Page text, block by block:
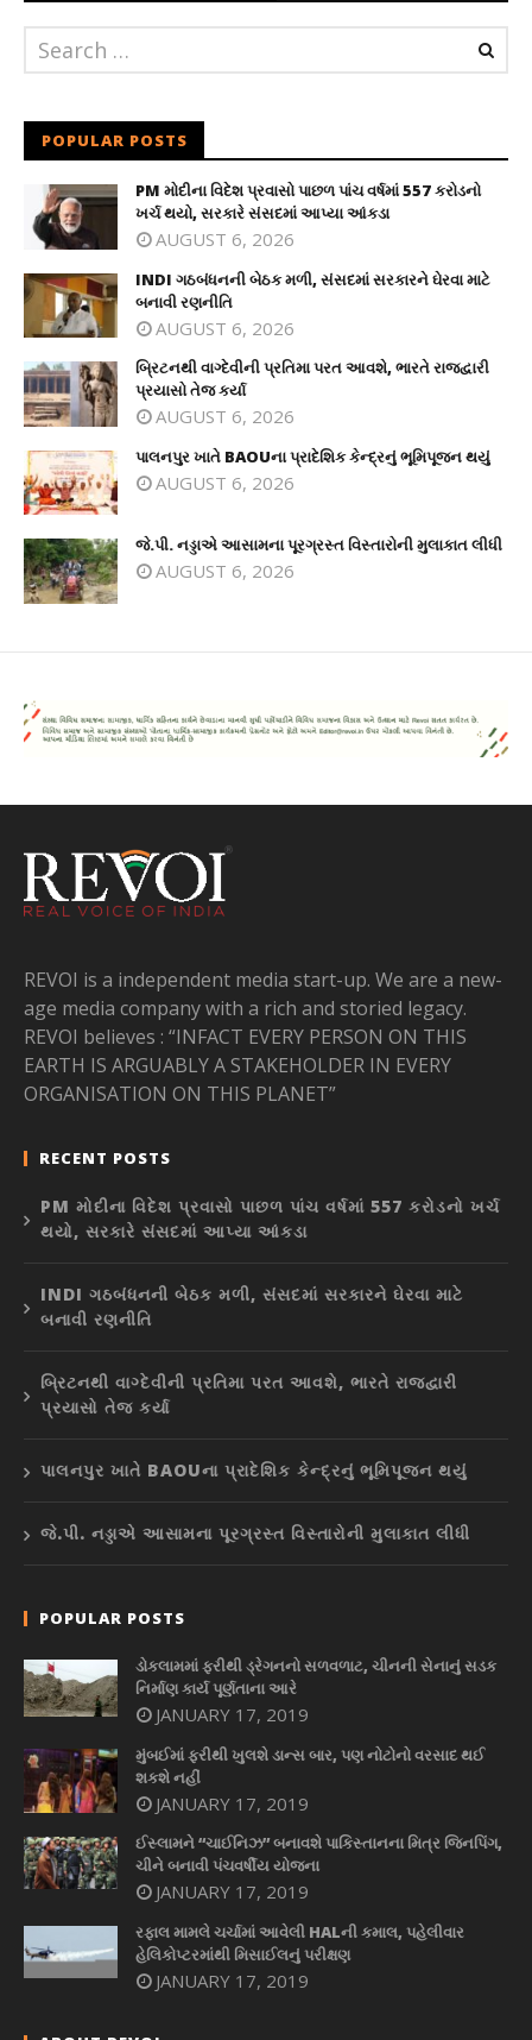
POPULAR POSTS
PM મોદીના વિદેશ પ્રવાસો પાછળ પાંચ વર્ષમાં 557 કરોડનો
ખર્ચ થયો, સરકારે સંસદમાં આપ્યા આંકડા
AUGUST 6, 2026
INDI ગઠબંધનની બેઠક મળી, સંસદમાં સરકારને ઘેરવા માટે
બનાવી રણનીતિ
AUGUST 6, 2026
બ્રિટનથી વાગ્દેવીની પ્રતિમા પરત આવશે, ભારતે રાજદ્વારી
પ્રયાસો તેજ કર્યા
AUGUST 6, 2026
પાલનપુર ખાતે BAOUના પ્રાદેશિક કેન્દ્રનું ભૂમિપૂજન થયું
AUGUST 6, 2026
જે.પી. નડ્ડાએ આસામના પૂરગ્રસ્ત વિસ્તારોની મુલાકાત લીધી
AUGUST 6, 2026
REVOI is a independent media start-up. We are a new-
age media company with a rich and storied legacy.
REVOI believes : “INFACT EVERY PERSON ON THIS
EARTH IS ARGUABLY A STAKEHOLDER IN EVERY
ORGANISATION ON THIS PLANET”
RECENT POSTS
PM મોદીના વિદેશ પ્રવાસો પાછળ પાંચ વર્ષમાં 557 કરોડનો ખર્ચ
થયો, સરકારે સંસદમાં આપ્યા આંકડા
INDI ગઠબંધનની બેઠક મળી, સંસદમાં સરકારને ઘેરવા માટે
બનાવી રણનીતિ
બ્રિટનથી વાગ્દેવીની પ્રતિમા પરત આવશે, ભારતે રાજદ્વારી
પ્રયાસો તેજ કર્યા
પાલનપુર ખાતે BAOUના પ્રાદેશિક કેન્દ્રનું ભૂમિપૂજન થયું
જે.પી. નડ્ડાએ આસામના પૂરગ્રસ્ત વિસ્તારોની મુલાકાત લીધી
POPULAR POSTS
ડોકલામમાં ફરીથી ડ્રેગનનો સળવળાટ, ચીનની સેનાનું સડક
નિર્માણ કાર્ય પૂર્ણતાના આરે
JANUARY 17, 2019
મુંબઈમાં ફરીથી ખુલશે ડાન્સ બાર, પણ નોટોનો વરસાદ થઈ
શકશે નહીં
JANUARY 17, 2019
ઈસ્લામને “ચાઈનિઝ” બનાવશે પાકિસ્તાનના મિત્ર જિનપિંગ,
ચીને બનાવી પંચવર્ષીય યોજના
JANUARY 17, 2019
રફાલ મામલે ચર્ચામાં આવેલી HALની કમાલ, પહેલીવાર
હેલિકોપ્ટરમાંથી મિસાઈલનું પરીક્ષણ
JANUARY 17, 2019